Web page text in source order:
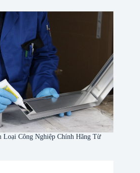
Công Nghiệp Chính Hãng Từ